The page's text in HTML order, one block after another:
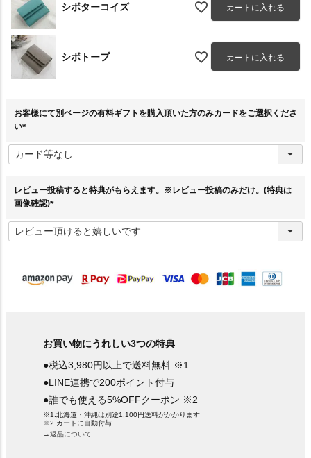
シボターコイズ カートに入れる
シボトープ カートに入れる
お客様にて別ページの有料ギフトを購入頂いた方のみカードをご選択くださ
い
必
須
レビュー投稿すると特典がもらえます。※レビュー投稿のみだけ。(特典は
画像確認)
必
須
お買い物にうれしい3つの特典
●税込3,980円以上で送料無料 ※1
●LINE連携で200ポイント付与
●誰でも使える5%OFFクーポン ※2
※1.北海道・沖縄は別途1,100円送料がかかります
※2.カートに自動付与
→返品について